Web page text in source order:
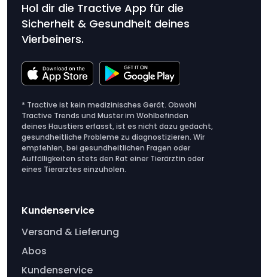
Hol dir die Tractive App für die
Sicherheit & Gesundheit deines
Vierbeiners.
* Tractive ist kein medizinisches Gerät. Obwohl
Tractive Trends und Muster im Wohlbefinden
deines Haustiers erfasst, ist es nicht dazu gedacht,
gesundheitliche Probleme zu diagnostizieren. Wir
empfehlen, bei gesundheitlichen Fragen oder
Auffälligkeiten stets den Rat einer Tierärztin oder
eines Tierarztes einzuholen.
Kundenservice
Versand & Lieferung
Abos
Kundenservice